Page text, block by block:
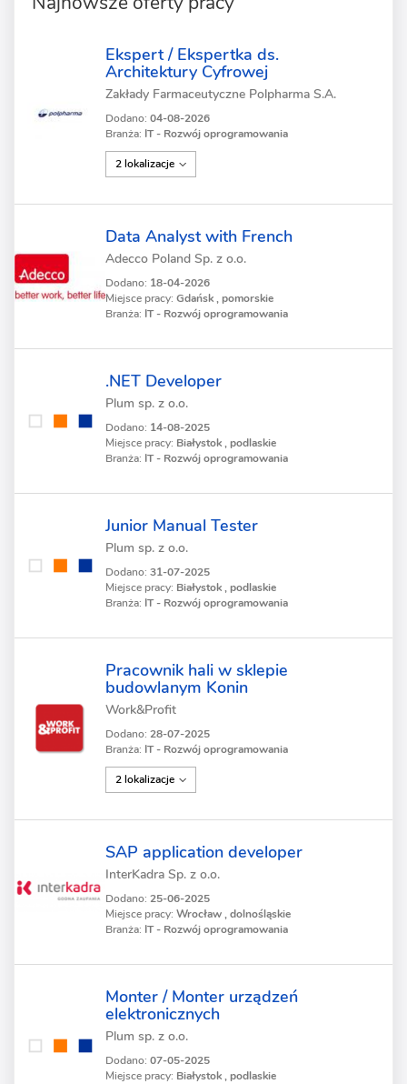
Ekspert / Ekspertka ds.
Architektury Cyfrowej
Zakłady Farmaceutyczne Polpharma S.A.
Dodano: 04-08-2026
Branża: IT - Rozwój oprogramowania
2 lokalizacje
Data Analyst with French
Adecco Poland Sp. z o.o.
Dodano: 18-04-2026
Miejsce pracy: Gdańsk , pomorskie
Branża: IT - Rozwój oprogramowania
.NET Developer
Plum sp. z o.o.
Dodano: 14-08-2025
Miejsce pracy: Białystok , podlaskie
Branża: IT - Rozwój oprogramowania
Junior Manual Tester
Plum sp. z o.o.
Dodano: 31-07-2025
Miejsce pracy: Białystok , podlaskie
Branża: IT - Rozwój oprogramowania
Pracownik hali w sklepie
budowlanym Konin
Work&Profit
Dodano: 28-07-2025
Branża: IT - Rozwój oprogramowania
2 lokalizacje
SAP application developer
InterKadra Sp. z o.o.
Dodano: 25-06-2025
Miejsce pracy: Wrocław , dolnośląskie
Branża: IT - Rozwój oprogramowania
Monter / Monter urządzeń
elektronicznych
Plum sp. z o.o.
Dodano: 07-05-2025
Miejsce pracy: Białystok , podlaskie